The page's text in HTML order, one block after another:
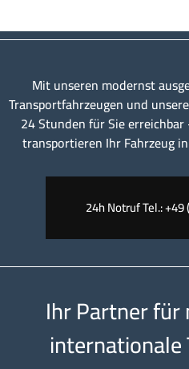
Mit unseren modernst
Transportfahrzeugen und
24 Stunden für Sie
transportieren Ihr Fahrzeug
24h Notruf Tel.: +49
Ihr Partner